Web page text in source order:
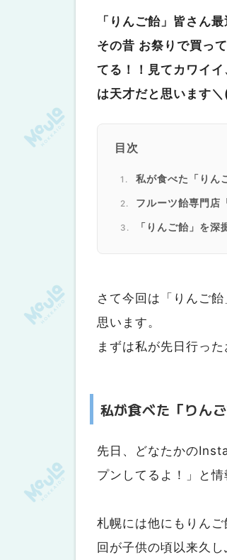
「りんご飴」皆さん
その昔 お祭りで買っ
てる！！見てカワイ
は天才だと思います
目次
私が食べた「りん
フルーツ飴専門店
「りんご飴」を深
りんごの魅力
おまけ情報・新店
さて今回は「りんご
思います。
まずは私が先日行っ
私が食べた「りん
先日、どなたかの
プンしてるよ！」と
札幌には他にもりん
回が子供の頃以来久